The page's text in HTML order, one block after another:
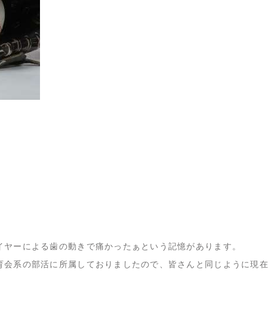
ーによる歯の動きで痛かったぁという記憶があります。
系の部活に所属しておりましたので、皆さんと同じように現在